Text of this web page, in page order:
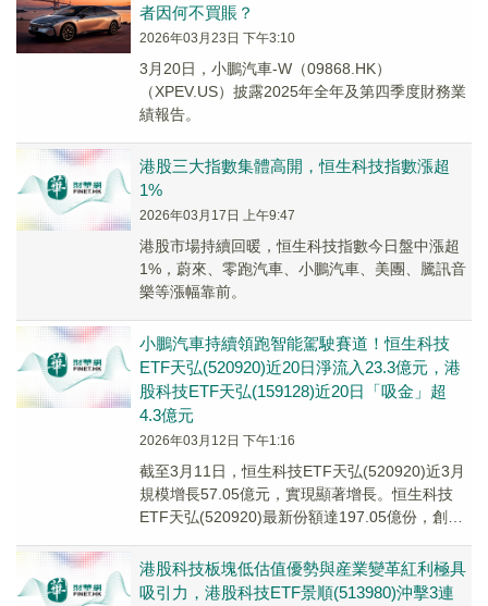
者因何不買賬？
2026年03月23日 下午3:10
3月20日，小鵬汽車-W（09868.HK）
（XPEV.US）披露2025年全年及第四季度財務業
績報告。
港股三大指數集體高開，恒生科技指數漲超
1%
2026年03月17日 上午9:47
港股市場持續回暖，恒生科技指數今日盤中漲超
1%，蔚來、零跑汽車、小鵬汽車、美團、騰訊音
樂等漲幅靠前。
小鵬汽車持續領跑智能駕駛賽道！恒生科技
ETF天弘(520920)近20日淨流入23.3億元，港
股科技ETF天弘(159128)近20日「吸金」超
4.3億元
2026年03月12日 下午1:16
截至3月11日，恒生科技ETF天弘(520920)近3月
規模增長57.05億元，實現顯著增長。恒生科技
ETF天弘(520920)最新份額達197.05億份，創成
港股科技板塊低估值優勢與産業變革紅利極具
吸引力，港股科技ETF景順(513980)沖擊3連